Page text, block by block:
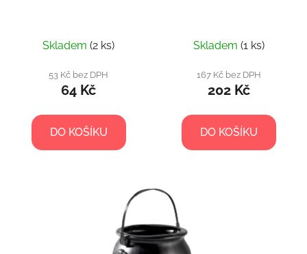
Skladem (2 ks)
53 Kč bez DPH
64 Kč
DO KOŠÍKU
Skladem (1 ks)
167 Kč bez DPH
202 Kč
DO KOŠÍKU